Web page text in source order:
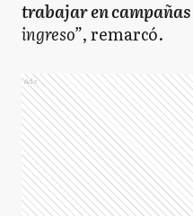
trabajar en campañas
ingreso”, remarcó.
Ads